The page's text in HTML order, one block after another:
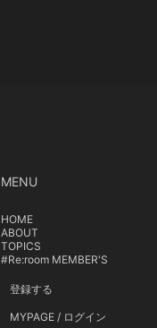
MENU
HOME
ABOUT
TOPICS
#Re:room MEMBER'S
登録する
MYPAGE / ログイン